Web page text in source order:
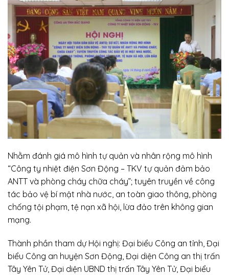
Nhằm đánh giá mô hình tự quản và nhân rộng mô hình
“Công ty nhiệt điện Sơn Động – TKV tự quản đảm bảo
ANTT và phòng cháy chữa cháy”; tuyên truyền về công
tác bảo vệ bí mật nhà nước, an toàn giao thông, phòng
chống tội phạm, tệ nạn xã hội, lừa đảo trên không gian
mạng.
Thành phần tham dự Hội nghị: Đại biểu Công an tỉnh, Đại
biểu Công an huyện Sơn Động, Đại diện Công an thị trấn
Tây Yên Tử, Đại diện UBND thị trấn Tây Yên Tử, Đại biểu